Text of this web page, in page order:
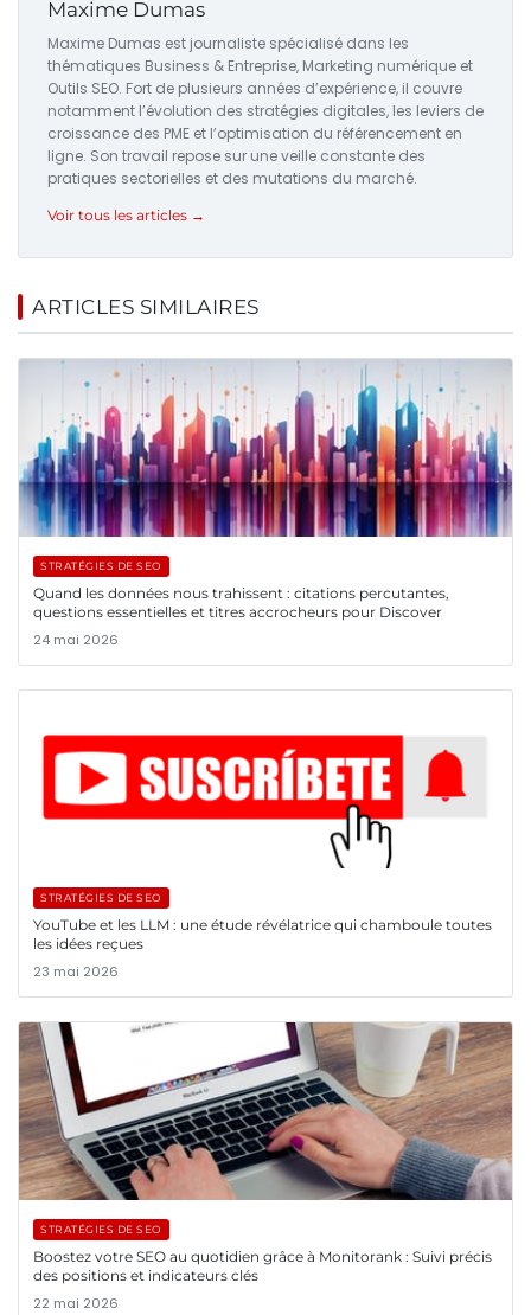
Maxime Dumas
Maxime Dumas est journaliste spécialisé dans les
thématiques Business & Entreprise, Marketing numérique et
Outils SEO. Fort de plusieurs années d’expérience, il couvre
notamment l’évolution des stratégies digitales, les leviers de
croissance des PME et l’optimisation du référencement en
ligne. Son travail repose sur une veille constante des
pratiques sectorielles et des mutations du marché.
Voir tous les articles →
ARTICLES SIMILAIRES
STRATÉGIES DE SEO
Quand les données nous trahissent : citations percutantes,
questions essentielles et titres accrocheurs pour Discover
24 mai 2026
STRATÉGIES DE SEO
YouTube et les LLM : une étude révélatrice qui chamboule toutes
les idées reçues
23 mai 2026
STRATÉGIES DE SEO
Boostez votre SEO au quotidien grâce à Monitorank : Suivi précis
des positions et indicateurs clés
22 mai 2026